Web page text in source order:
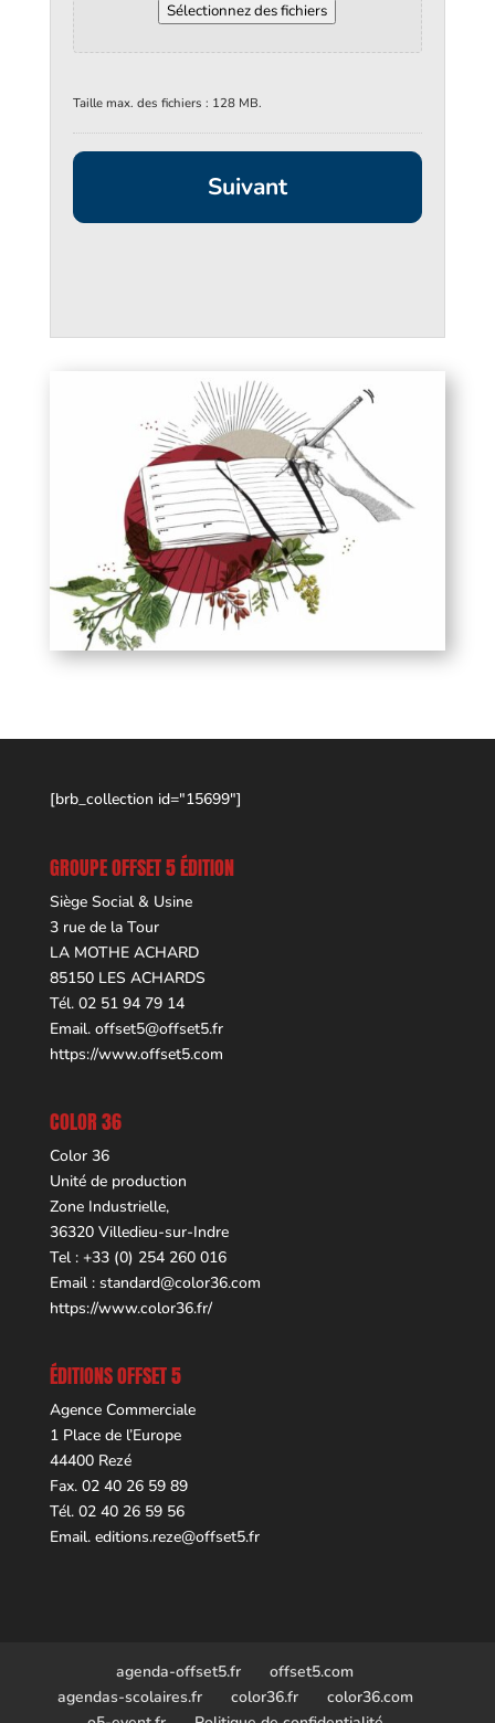
Sélectionnez des fichiers
Taille max. des fichiers : 128 MB.
[brb_collection id="15699"]
GROUPE OFFSET 5 ÉDITION
Siège Social & Usine
3 rue de la Tour
LA MOTHE ACHARD
85150 LES ACHARDS
Tél. 02 51 94 79 14
Email. offset5@offset5.fr
https://www.offset5.com
COLOR 36
Color 36
Unité de production
Zone Industrielle,
36320 Villedieu-sur-Indre
Tel : +33 (0) 254 260 016
Email : standard@color36.com
https://www.color36.fr/
ÉDITIONS OFFSET 5
Agence Commerciale
1 Place de l’Europe
44400 Rezé
Fax. 02 40 26 59 89
Tél. 02 40 26 59 56
Email. editions.reze@offset5.fr
agenda-offset5.fr
offset5.com
agendas-scolaires.fr
color36.fr
color36.com